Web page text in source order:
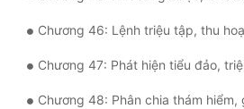
Chương 46: Lệnh triệu tập, thu
Chương 47: Phát hiện tiểu đảo,
Chương 48: Phân chia thám hiểm,